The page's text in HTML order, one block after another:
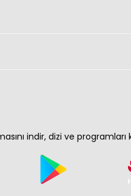
indir, dizi ve programları